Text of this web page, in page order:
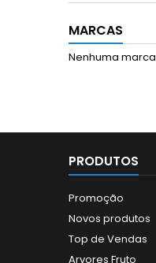
MARCAS
Nenhuma marca
PRODUTOS
Promoção
Novos produtos
Top de Vendas
Arvores Fruto